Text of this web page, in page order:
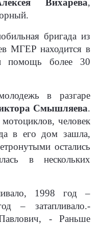
Вихарева,
бригада из
МГЕР находится в
помощь более 30
в разгаре
Смышляева.
человек
в его дом зашла,
остались
в нескольких
1998 год –
– затапливало.-
- Раньше